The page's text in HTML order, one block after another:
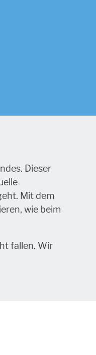
Dieser
Mit dem
wie beim
fallen. Wir